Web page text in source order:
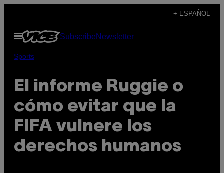
contenido
+ ESPAÑOL
Abrir
Menú
SubscribeNewsletter
Sports
El informe Ruggie o
cómo evitar que la
FIFA vulnere los
derechos humanos